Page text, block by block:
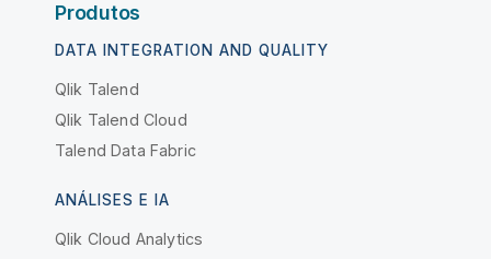
Produtos
DATA INTEGRATION AND QUALITY
Qlik Talend
Qlik Talend Cloud
Talend Data Fabric
ANÁLISES E IA
Qlik Cloud Analytics